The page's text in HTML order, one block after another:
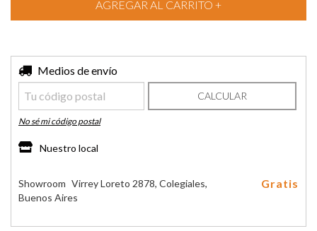
Entregas para el CP:
Medios de envío
CALCULAR
No sé mi código postal
Nuestro local
Showroom Virrey Loreto 2878, Colegiales,
Buenos Aires
Gratis